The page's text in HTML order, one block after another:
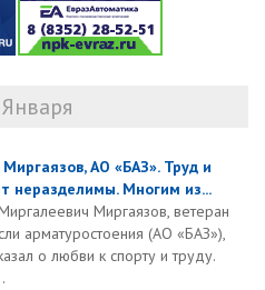
АО «БАЗ». Труд и
неразделимы. Многим из...
Миргаязов, ветеран
арматуростоения (АО «БАЗ»),
о любви к спорту и труду.